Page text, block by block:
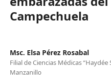
Campechuela
Msc. Elsa Pérez Rosabal
Filial de Ciencias Médicas
Manzanillo